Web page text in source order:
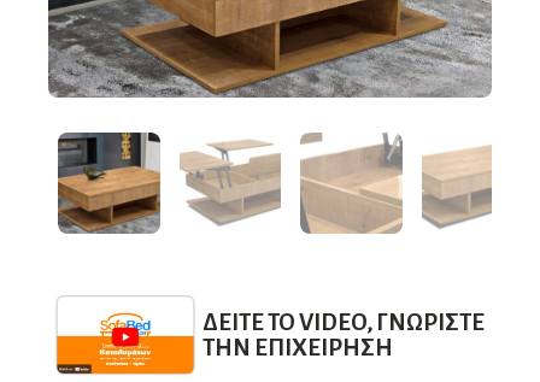
ΔΕΊΤΕ ΤΟ VIDEO, ΓΝΩΡΊΣΤΕ
ΤΗΝ ΕΠΙΧΕΊΡΗΣΗ